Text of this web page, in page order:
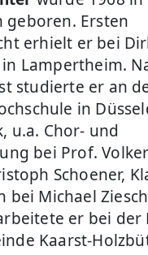
geboren. Ersten
erhielt er bei
Lampertheim.
studierte er an
in
u.a. Chor- und
bei Prof.
Schoener,
bei Michael
er bei der
Kaarst-